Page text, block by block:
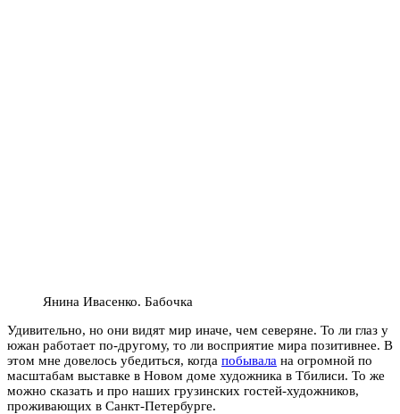
Янина Ивасенко. Бабочка
Удивительно, но они видят мир иначе, чем северяне. То ли глаз у
южан работает по-другому, то ли восприятие мира позитивнее. В
этом мне довелось убедиться, когда побывала на огромной по
масштабам выставке в Новом доме художника в Тбилиси. То же
можно сказать и про наших грузинских гостей-художников,
проживающих в Санкт-Петербурге.